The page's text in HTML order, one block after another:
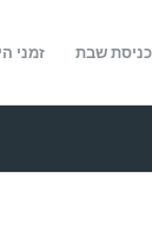
כניסת שבת זמני